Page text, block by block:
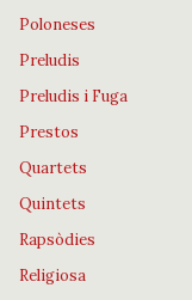
Poloneses
Preludis
Preludis i Fuga
Prestos
Quartets
Quintets
Rapsòdies
Religiosa